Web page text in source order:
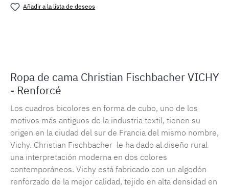
Añadir a la lista de deseos
Ropa de cama Christian Fischbacher VICHY
- Renforcé
Los cuadros bicolores en forma de cubo, uno de los
motivos más antiguos de la industria textil, tienen su
origen en la ciudad del sur de Francia del mismo nombre,
Vichy. Christian Fischbacher le ha dado al diseño rural
una interpretación moderna en dos colores
contemporáneos. Vichy está fabricado con un algodón
renforzado de la mejor calidad, tejido en alta densidad en